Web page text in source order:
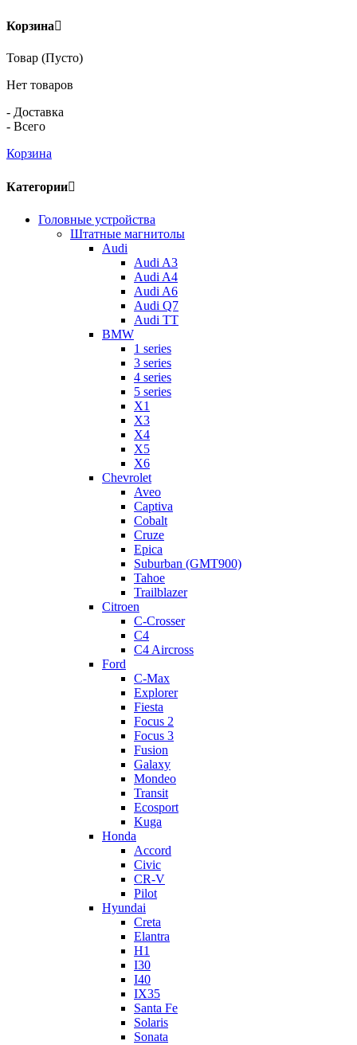
Корзина
Товар (Пусто)
Нет товаров
- Доставка
- Всего
Корзина
Категории
Головные устройства
Штатные магнитолы
Audi
Audi A3
Audi A4
Audi A6
Audi Q7
Audi TT
BMW
1 series
3 series
4 series
5 series
X1
X3
X4
X5
X6
Chevrolet
Aveo
Captiva
Cobalt
Cruze
Epica
Suburban (GMT900)
Tahoe
Trailblazer
Citroen
C-Crosser
C4
C4 Aircross
Ford
C-Max
Explorer
Fiesta
Focus 2
Focus 3
Fusion
Galaxy
Mondeo
Transit
Ecosport
Kuga
Honda
Accord
Civic
CR-V
Pilot
Hyundai
Creta
Elantra
H1
I30
I40
IX35
Santa Fe
Solaris
Sonata